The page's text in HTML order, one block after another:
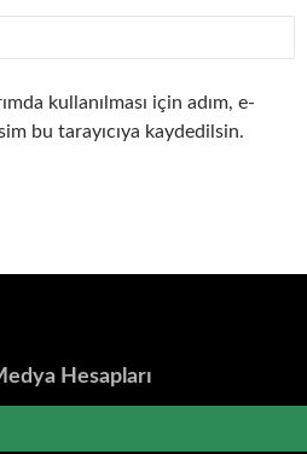
kullanılması için adım, e-
bu tarayıcıya kaydedilsin.
Hesapları